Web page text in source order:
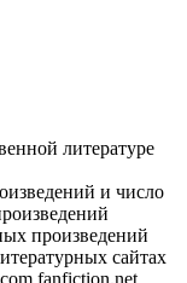
литературе
и число
произведений
сайтах
fanfiction.net